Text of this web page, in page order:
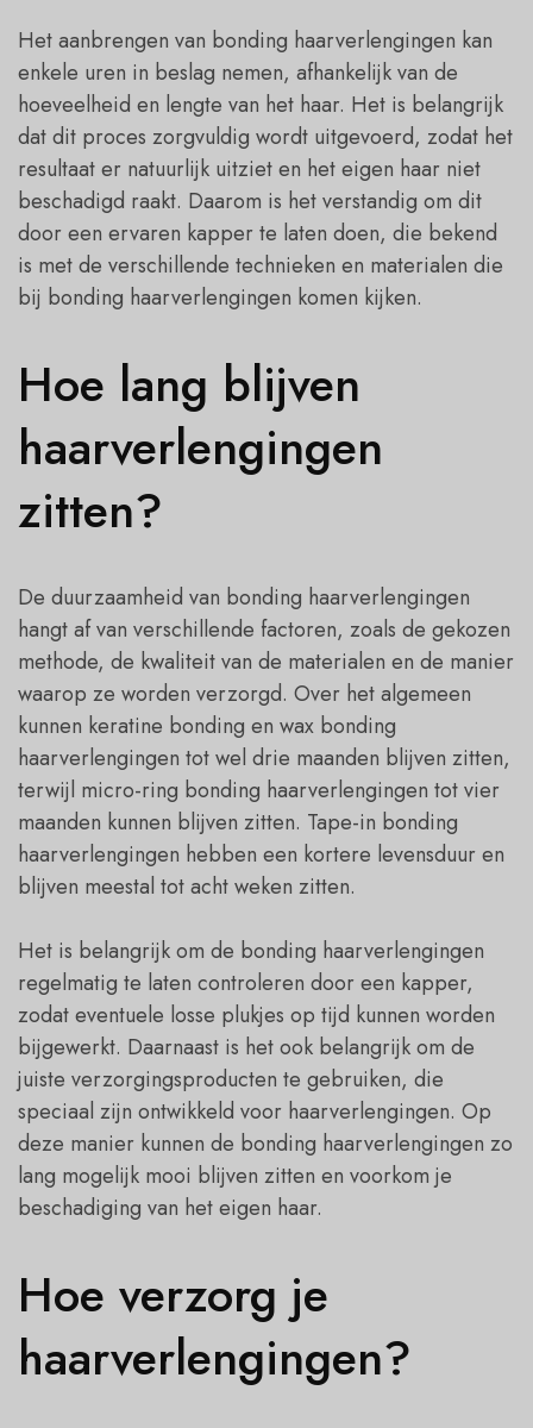
Het aanbrengen van bonding haarverlengingen kan
enkele uren in beslag nemen, afhankelijk van de
hoeveelheid en lengte van het haar. Het is belangrijk
dat dit proces zorgvuldig wordt uitgevoerd, zodat het
resultaat er natuurlijk uitziet en het eigen haar niet
beschadigd raakt. Daarom is het verstandig om dit
door een ervaren kapper te laten doen, die bekend
is met de verschillende technieken en materialen die
bij bonding haarverlengingen komen kijken.
Hoe lang blijven
haarverlengingen
zitten?
De duurzaamheid van bonding haarverlengingen
hangt af van verschillende factoren, zoals de gekozen
methode, de kwaliteit van de materialen en de manier
waarop ze worden verzorgd. Over het algemeen
kunnen keratine bonding en wax bonding
haarverlengingen tot wel drie maanden blijven zitten,
terwijl micro-ring bonding haarverlengingen tot vier
maanden kunnen blijven zitten. Tape-in bonding
haarverlengingen hebben een kortere levensduur en
blijven meestal tot acht weken zitten.
Het is belangrijk om de bonding haarverlengingen
regelmatig te laten controleren door een kapper,
zodat eventuele losse plukjes op tijd kunnen worden
bijgewerkt. Daarnaast is het ook belangrijk om de
juiste verzorgingsproducten te gebruiken, die
speciaal zijn ontwikkeld voor haarverlengingen. Op
deze manier kunnen de bonding haarverlengingen zo
lang mogelijk mooi blijven zitten en voorkom je
beschadiging van het eigen haar.
Hoe verzorg je
haarverlengingen?